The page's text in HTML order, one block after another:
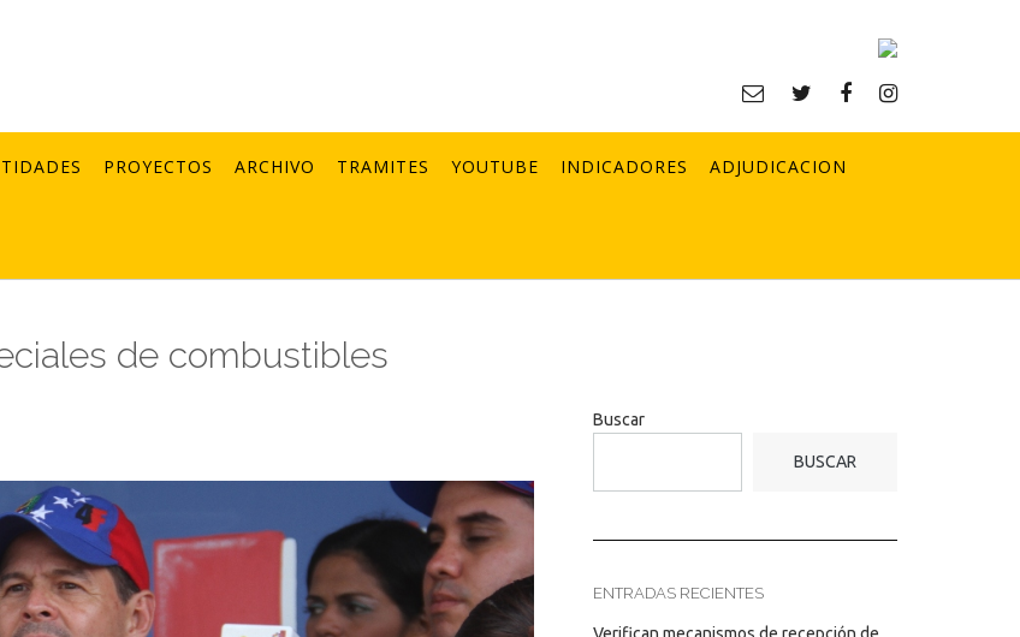
PROYECTOS ARCHIVO TRAMITES YOUTUBE INDICADORES ADJUDICACION
de combustibles
Buscar
BUSCAR
ENTRADAS RECIENTES